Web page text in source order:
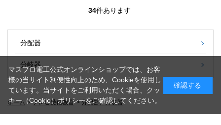
34件あります
分配器
分岐器
ホーム >テレビ受信機器 >分配器、分岐器
マスプロ電工公式オンラインショップでは、お客
様の当サイト利便性向上のため、Cookieを使用し
ています。当サイトをご利用いただく場合、クッ
キー（Cookie）ポリシーをご確認してください。
確認する